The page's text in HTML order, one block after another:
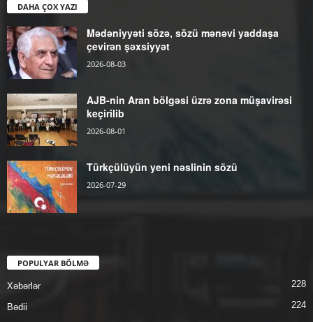
DAHA ÇOX YAZI
Mədəniyyəti sözə, sözü mənəvi yaddaşa
çevirən şəxsiyyət
2026-08-03
AJB-nin Aran bölgəsi üzrə zona müşavirəsi
keçirilib
2026-08-01
Türkçülüyün yeni nəslinin sözü
2026-07-29
POPULYAR BÖLMƏ
Xəbərlər 228
Bədii
224